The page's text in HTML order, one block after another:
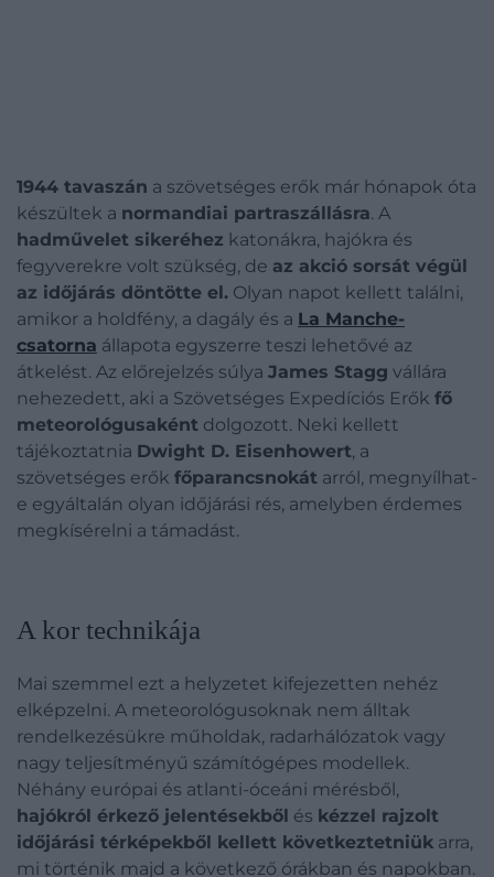
1944 tavaszán a szövetséges erők már hónapok óta
készültek a normandiai partraszállásra. A
hadművelet sikeréhez katonákra, hajókra és
fegyverekre volt szükség, de az akció sorsát végül
az időjárás döntötte el. Olyan napot kellett találni,
amikor a holdfény, a dagály és a La Manche-
csatorna állapota egyszerre teszi lehetővé az
átkelést. Az előrejelzés súlya James Stagg vállára
nehezedett, aki a Szövetséges Expedíciós Erők fő
meteorológusaként dolgozott. Neki kellett
tájékoztatnia Dwight D. Eisenhowert, a
szövetséges erők főparancsnokát arról, megnyílhat-
e egyáltalán olyan időjárási rés, amelyben érdemes
megkísérelni a támadást.
A kor technikája
Mai szemmel ezt a helyzetet kifejezetten nehéz
elképzelni. A meteorológusoknak nem álltak
rendelkezésükre műholdak, radarhálózatok vagy
nagy teljesítményű számítógépes modellek.
Néhány európai és atlanti-óceáni mérésből,
hajókról érkező jelentésekből és kézzel rajzolt
időjárási térképekből kellett következtetniük arra,
mi történik majd a következő órákban és napokban.